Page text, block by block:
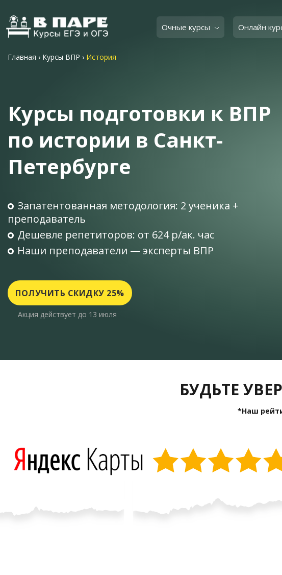
Очные курсы Онлайн
Главная › Курсы ВПР › История
Курсы подготовки к ВПР
по истории в Санкт-
Петербурге
Запатентованная методология: 2 ученика +
преподаватель
Дешевле репетиторов: от 624 р/ак. час
Наши преподаватели — эксперты ВПР
ПОЛУЧИТЬ СКИДКУ 25%
Акция действует до 13 июля
БУДЬТЕ
*Наш